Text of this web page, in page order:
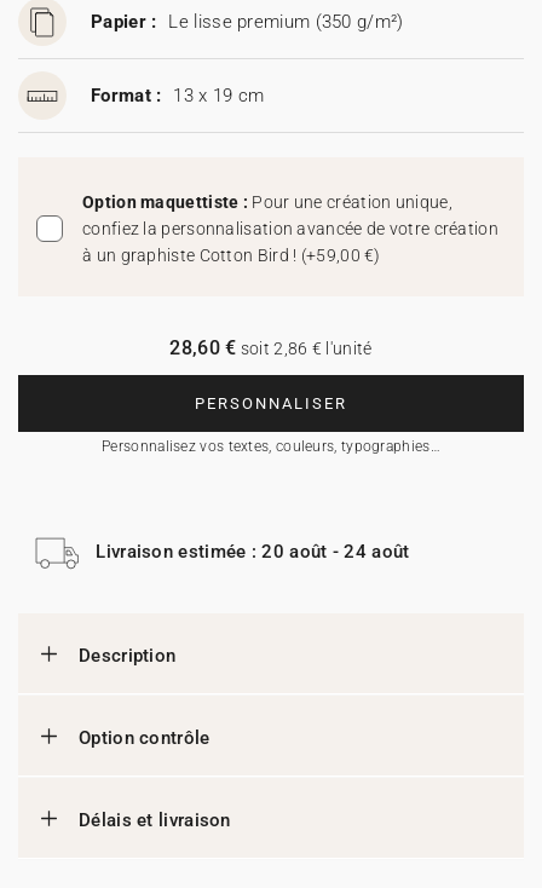
Papier : Le lisse premium (350 g/m²)
Format : 13 x 19 cm
Option maquettiste : Pour une création unique,
confiez la personnalisation avancée de votre création
à un graphiste Cotton Bird ! (+59,00 €)
PERSONNALISER
Personnalisez vos textes, couleurs, typographies…
28,60 € soit 2,86 € l'unité
Livraison estimée : 20 août - 24 août
Description
Option contrôle
Délais et livraison